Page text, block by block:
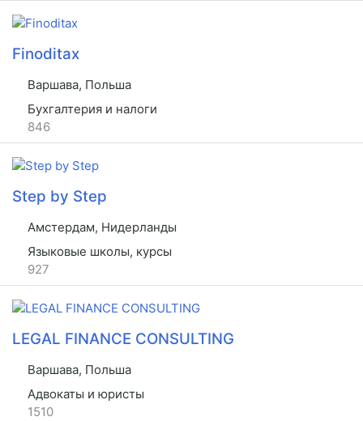
Finoditax
Варшава, Польша
Бухгалтерия и налоги
846
Step by Step
Амстердам, Нидерланды
Языковые школы, курсы
927
LEGAL FINANCE CONSULTING
Варшава, Польша
Адвокаты и юристы
1510